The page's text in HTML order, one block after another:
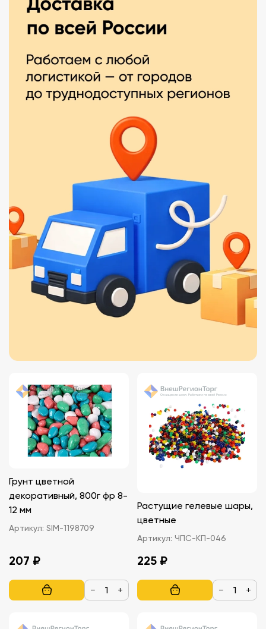
Грунт цветной
декоративный, 800г фр 8-
12 мм
Артикул: SIM-1198709
207 ₽
− +
Растущие гелевые шары,
цветные
Артикул: ЧПС-КП-046
225 ₽
− +